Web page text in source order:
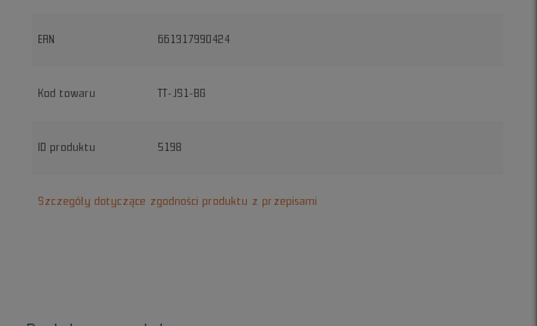
EAN 661317990424
Kod towaru TT-JS1-BG
ID produktu 5198
Szczegóły dotyczące zgodności produktu z przepisami